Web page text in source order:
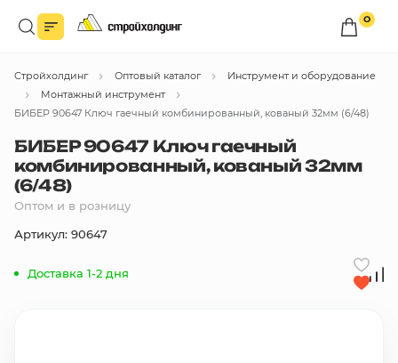
0
Войдите в личный кабинет
Вы сможете оформлять заказы
Каталог товаров
Быстрый заказ по списку
Все
Стройхолдинг Оптовый каталог
Инструмент и оборудование
Монтажный инструмент
БИБЕР 90647 Ключ гаечный комбинированный, кованый 32мм (6/48)
БИБЕР 90647 Ключ гаечный
комбинированный, кованый 32мм
(6/48)
Оптом и в розницу
Артикул: 90647
Доставка 1-2 дня